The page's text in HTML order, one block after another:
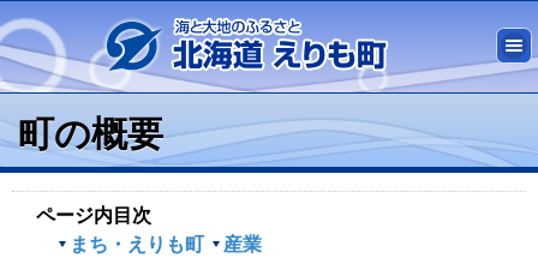
町の概要
ページ内目次
まち・えりも町
産業